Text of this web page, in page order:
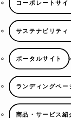
コーポレートサイ
サステナビリティ
ポータルサイト
ランディングペー
商品・サービス紹